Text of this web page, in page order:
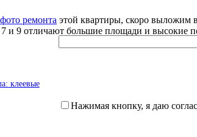
клеевые
Нажимая кнопку, я даю
фото ремонта этой квартиры, скоро выложим
9 отличают большие площади и высокие